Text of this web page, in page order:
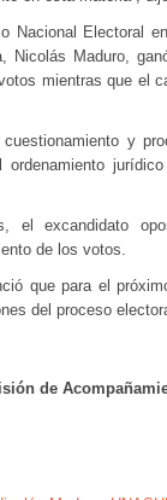
Nacional Electoral
Nicolás Maduro,
mientras que el
y
el excandidato
de los votos.
que para el
del proceso
de